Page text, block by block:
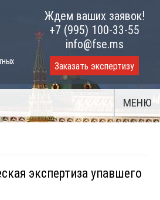
Ждем ваших заявок!
+7 (995) 100-33-55
info@fse.ms
Заказать экспертизу
МЕНЮ
экспертиза упавшего